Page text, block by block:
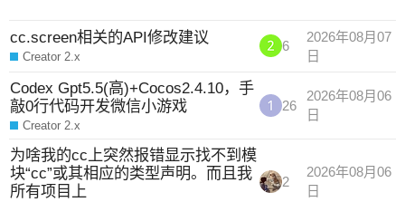
cc.screen相关的API修改建议
Creator 2.x
6
2026年08月07
日
Codex Gpt5.5(高)+Cocos2.4.10，手
敲0行代码开发微信小游戏
Creator 2.x
26
2026年08月06
日
为啥我的cc上突然报错显示找不到模
块“cc”或其相应的类型声明。而且我
所有项目上
2
2026年08月06
日